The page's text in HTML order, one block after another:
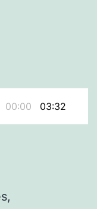
00:00 03:32